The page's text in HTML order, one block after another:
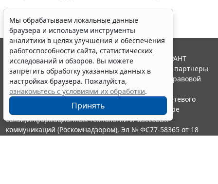
Мы обрабатываем локальные данные
браузера и используем инструменты
аналитики в целях улучшения и обеспечения
работоспособности сайта, статистических
исследований и обзоров. Вы можете
запретить обработку указанных данных в
настройках браузера. Пожалуйста,
ознакомьтесь с условиями их обработки.
Принять
© ООО "НПП "ГАРАНТ-СЕРВИС", 2026. Система ГАРАНТ
выпускается с 1990 года. Компания "Гарант" и ее партнеры
являются участниками Российской ассоциации правовой
информации ГАРАНТ.
Портал ГАРАНТ.РУ зарегистрирован в качестве сетевого
издания Федеральной службой по надзору в сфере
связи,информационных технологий и массовых
коммуникаций (Роскомнадзором), Эл № ФС77-58365 от 18